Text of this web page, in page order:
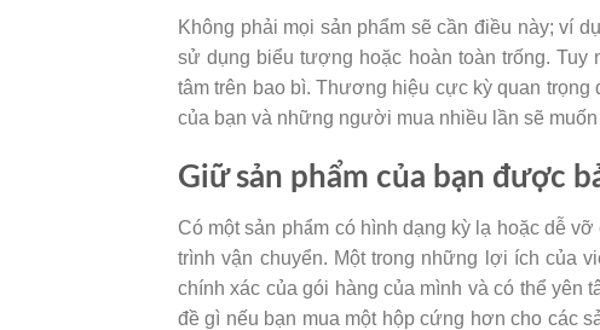
Không phải mọi sản phẩm sẽ cần điều này; ví
sử dụng biểu tượng hoặc hoàn toàn trống.
tâm trên bao bì. Thương hiệu cực kỳ quan trọng
của bạn và những người mua nhiều lần sẽ
Giữ sản phẩm của bạn được
Có một sản phẩm có hình dạng kỳ lạ hoặc dễ
trình vận chuyển. Một trong những lợi ích của
chính xác của gói hàng của mình và có thể yên
đề gì nếu bạn mua một hộp cứng hơn cho các